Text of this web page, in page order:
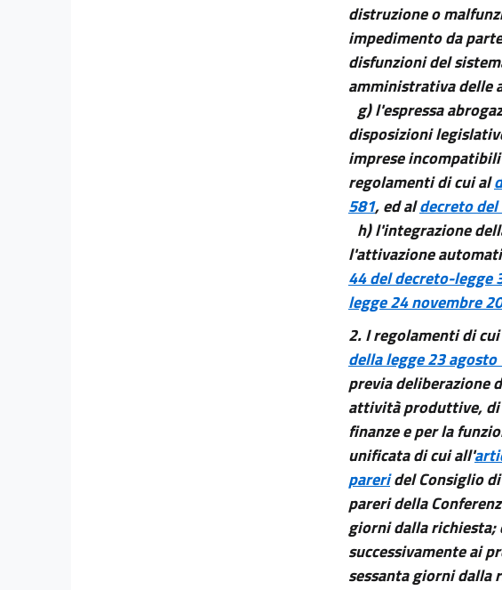
distruzione o
impedimento da
disfunzioni del
amministrativa delle
g) l'espressa
disposizioni
imprese
regolamenti di cui al
581, ed aldecreto
h) l'integrazione
l'attivazione
44 del decreto-legge
legge 24 novembre
2.I regolamenti di
della legge 23
previa deliberazione
attività produttive, di
finanze e per la
unificata di cui all'
pareridel Consiglio
pareri della
giorni dalla richiesta;
successivamente ai
sessanta giorni dalla